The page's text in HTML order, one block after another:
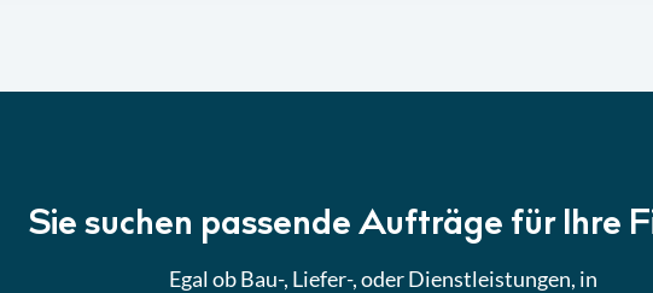
Sie suchen passende Aufträge für Ihre
Egal ob Bau-, Liefer-, oder Dienstleistungen, in